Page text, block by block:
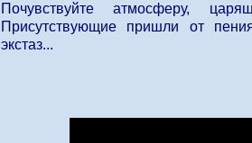
Почувствуйте атмосферу,
Присутствующие пришли от
экстаз...